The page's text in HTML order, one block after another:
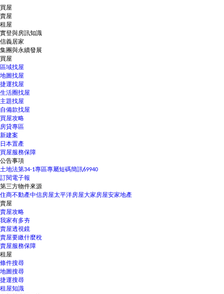
買屋
賣屋
租屋
實登與房訊知識
信義居家
集團與永續發展
買屋
區域找屋
地圖找屋
捷運找屋
生活圈找屋
主題找屋
自備款找屋
買屋攻略
房貸專區
新建案
日本置產
買屋服務保障
公告事項
土地法第34-1專區專屬短碼簡訊69940
訂閱電子報
第三方物件來源
住商不動產中信房屋太平洋房屋大家房屋安家地產
賣屋
賣屋攻略
我家有多夯
賣屋透視鏡
賣屋要繳什麼稅
賣屋服務保障
租屋
條件搜尋
地圖搜尋
捷運搜尋
租屋知識